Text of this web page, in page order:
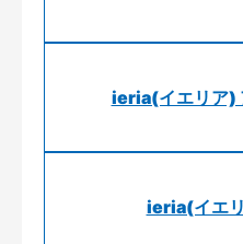
ieria(イエリア)
ieria(イエ